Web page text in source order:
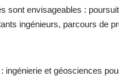
sont envisageables :
ingénieurs, parcours de
et géosciences